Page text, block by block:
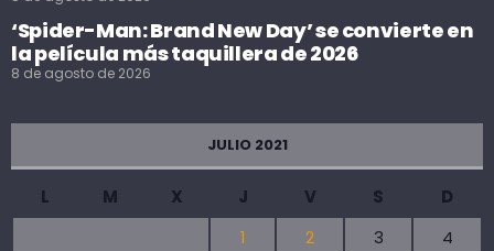
‘Spider-Man: Brand New Day’ se convierte en
la película más taquillera de 2026
8 de agosto de 2026
JULIO 2021
L M X J V S
D
1
2 3
4